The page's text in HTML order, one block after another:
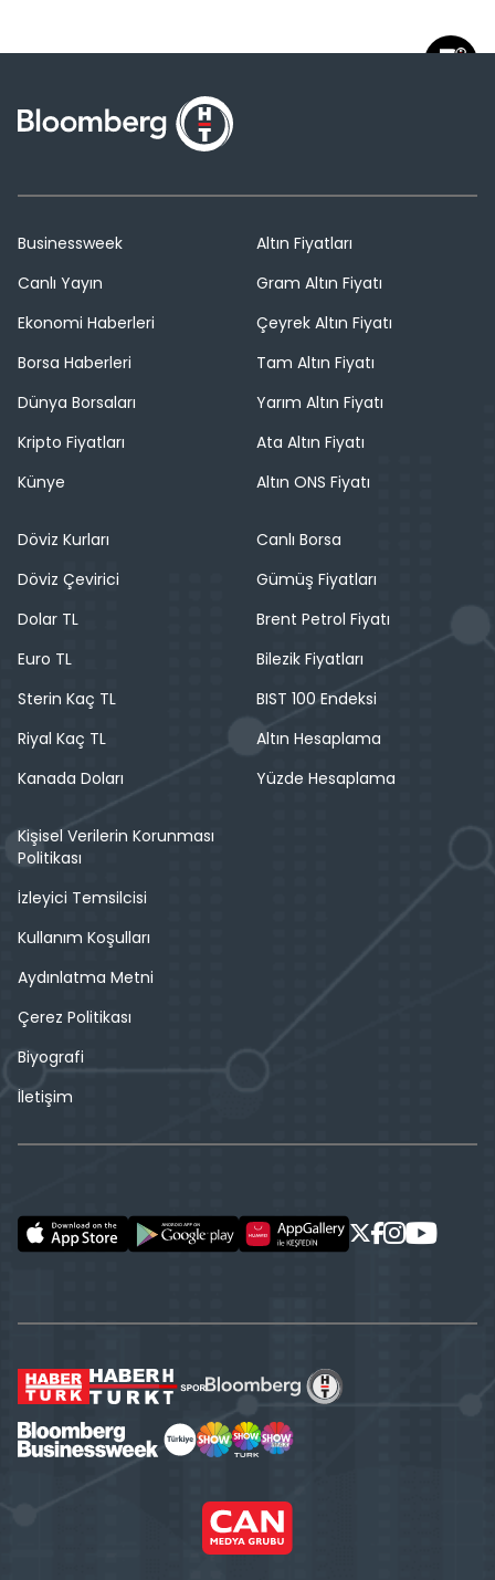
Businessweek
Canlı Yayın
Ekonomi Haberleri
Borsa Haberleri
Dünya Borsaları
Kripto Fiyatları
Künye
Altın Fiyatları
Gram Altın Fiyatı
Çeyrek Altın Fiyatı
Tam Altın Fiyatı
Yarım Altın Fiyatı
Ata Altın Fiyatı
Altın ONS Fiyatı
Döviz Kurları
Döviz Çevirici
Dolar TL
Euro TL
Sterin Kaç TL
Riyal Kaç TL
Kanada Doları
Canlı Borsa
Gümüş Fiyatları
Brent Petrol Fiyatı
Bilezik Fiyatları
BIST 100 Endeksi
Altın Hesaplama
Yüzde Hesaplama
Kişisel Verilerin Korunması
Politikası
İzleyici Temsilcisi
Kullanım Koşulları
Aydınlatma Metni
Çerez Politikası
Biyografi
İletişim